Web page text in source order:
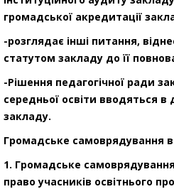
громадської акредитації
-розглядає інші питання,
статутом закладу до її
-Рішення педагогічної ради
середньої освіти вводяться
закладу.
Громадське самоврядування в
1. Громадське
право учасників освітнього